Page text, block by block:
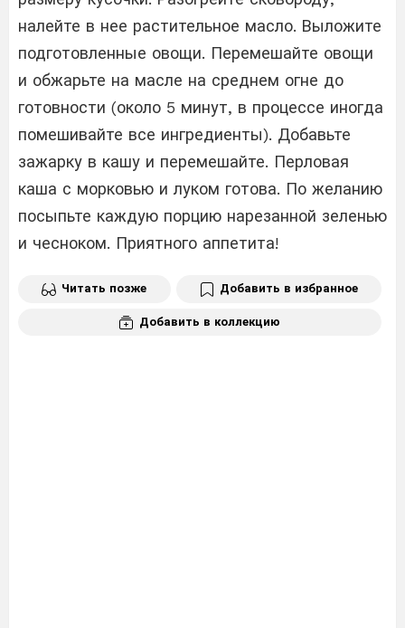
налейте в нее растительное масло. Выложите
подготовленные овощи. Перемешайте овощи
и обжарьте на масле на среднем огне до
готовности (около 5 минут, в процессе иногда
помешивайте все ингредиенты). Добавьте
зажарку в кашу и перемешайте. Перловая
каша с морковью и луком готова. По желанию
посыпьте каждую порцию нарезанной зеленью
и чесноком. Приятного аппетита!
Читать позже Добавить в избранное
Добавить в коллекцию